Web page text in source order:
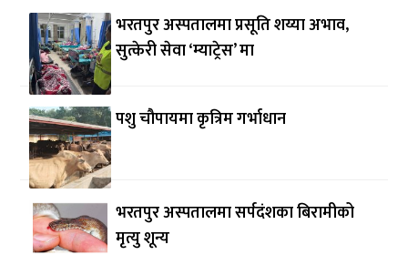
भरतपुर अस्पतालमा प्रसूति शय्या अभाव,
सुत्केरी सेवा ‘म्याट्रेस’ मा
पशु चौपायमा कृत्रिम गर्भाधान
भरतपुर अस्पतालमा सर्पदंशका बिरामीको
मृत्यु शून्य